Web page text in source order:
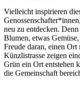
Vielleicht inspirieren
neu zu entdecken.
Blumen, etwas
Freude daran, einen
Künzlistrasse zeigen
Grün ein Ort entstehen
die Gemeinschaft